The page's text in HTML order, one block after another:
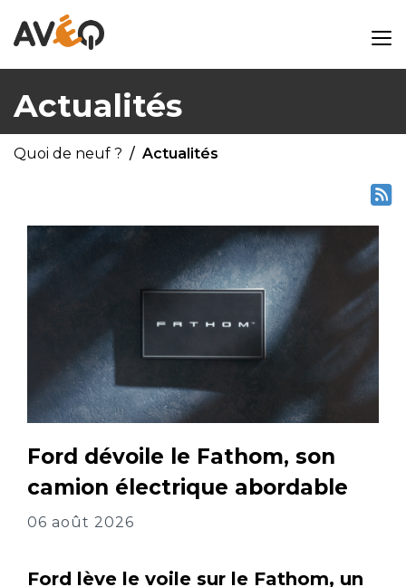
Actualités
Quoi de neuf ? Actualités
Ford dévoile le Fathom, son
camion électrique abordable
06 août 2026
Ford lève le voile sur le Fathom, un